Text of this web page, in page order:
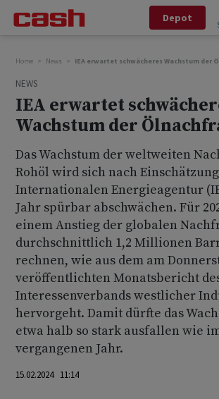
Depot
Home News IEA erwartet schwächeres Wachstum der
NEWS
IEA erwartet
Wachstum der
Das Wachstum der weltweiten
Rohöl wird sich nach
Internationalen Energieagentur
Jahr spürbar abschwächen. Für
einem Anstieg der globalen
durchschnittlich 1,2 Millionen
rechnen, wie aus dem am
veröffentlichten Monatsbericht
Interessenverbands westlicher
hervorgeht. Damit dürfte das
etwa halb so stark ausfallen wie
vergangenen Jahr.
15.02.2024 11:14